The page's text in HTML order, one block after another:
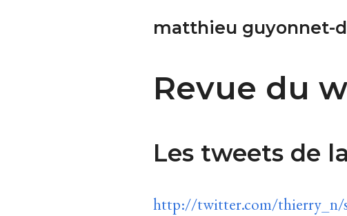
matthieu guyonnet-
Revue du
Les tweets de
http://twitter.com/thierry_n/